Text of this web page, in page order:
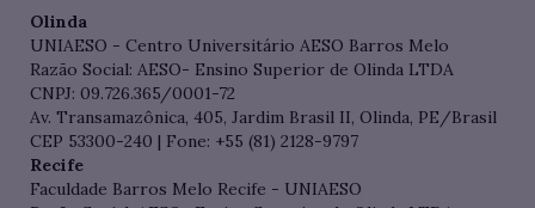
Olinda
UNIAESO - Centro Universitário AESO Barros Melo
Razão Social: AESO- Ensino Superior de Olinda LTDA
CNPJ: 09.726.365/0001-72
Av. Transamazônica, 405, Jardim Brasil II, Olinda, PE/Brasil
CEP 53300-240 | Fone: +55 (81) 2128-9797
Recife
Faculdade Barros Melo Recife - UNIAESO